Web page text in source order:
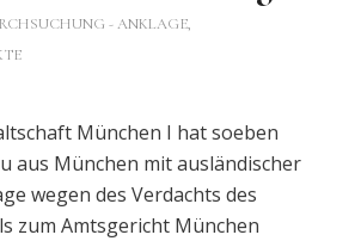
- ANKLAGE,
München I hat soeben
aus München mit ausländischer
wegen des Verdachts des
zum Amtsgericht München